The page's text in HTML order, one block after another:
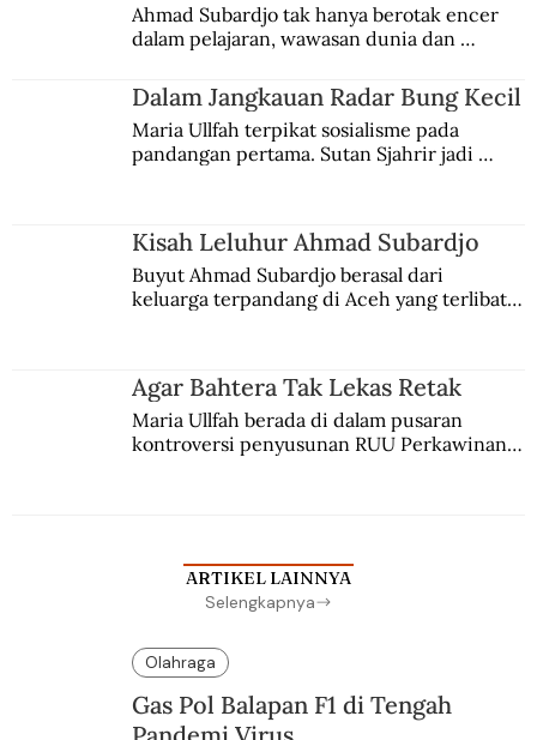
Park Chung Hee, Guru Gagal Jadi
Diktator Korea Selatan
Ahmad Subardjo tak hanya berotak encer
dalam pelajaran, wawasan dunia dan
Jules Verne, Multatuli, hingga Sun Yat-sen.
Dalam Jangkauan Radar Bung Kecil
Maria Ullfah terpikat sosialisme pada
pandangan pertama. Sutan Sjahrir jadi
Kisah Leluhur Ahmad Subardjo
Buyut Ahmad Subardjo berasal dari
keluarga terpandang di Aceh yang terlibat
Agar Bahtera Tak Lekas Retak
Maria Ullfah berada di dalam pusaran
kontroversi penyusunan RUU Perkawinan.
ARTIKEL LAINNYA
Selengkapnya
Olahraga
Gas Pol Balapan F1 di Tengah